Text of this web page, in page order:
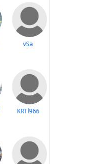
vSa
KRTl966